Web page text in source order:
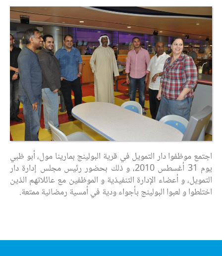
اجتمع موظفوا دار التمويل في قرية البولينج بمارينا مول، أبو ظبي
يوم 31 أغسطس 2010، و ذلك بحضور رئيس مجلس إدارة دار
التمويل، و أعضاء الإدارة التنفيذية و الموظفين مع عائلاتهم الذين
اختلطوا و لعبوا البولينج بأجواء ودية في أمسية رمضانية ممتعة.